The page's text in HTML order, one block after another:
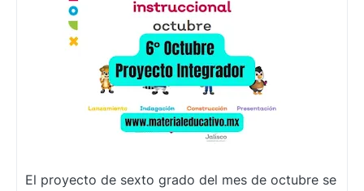
El proyecto de sexto grado del mes de octubre se